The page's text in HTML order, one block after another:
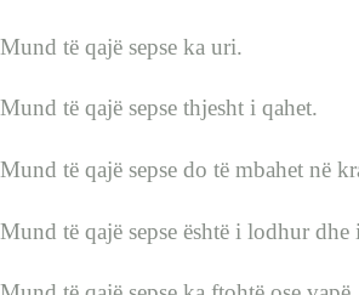
Mund të qajë sepse ka uri.
Mund të qajë sepse thjesht i qahet.
Mund të qajë sepse do të mbahet në
Mund të qajë sepse është i lodhur